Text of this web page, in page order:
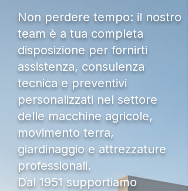
Non perdere tempo: il nostro
team è a tua completa
disposizione per fornirti
assistenza, consulenza
tecnica e preventivi
personalizzati nel settore
delle macchine agricole,
movimento terra,
giardinaggio e attrezzature
professionali.
Dal 1951 supportiamo